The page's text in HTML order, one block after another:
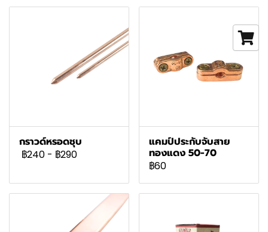
กราวด์หรอดชุบ
฿240 - ฿290
แคมป์ประกับจับสาย
ทองแดง 50-70
฿60